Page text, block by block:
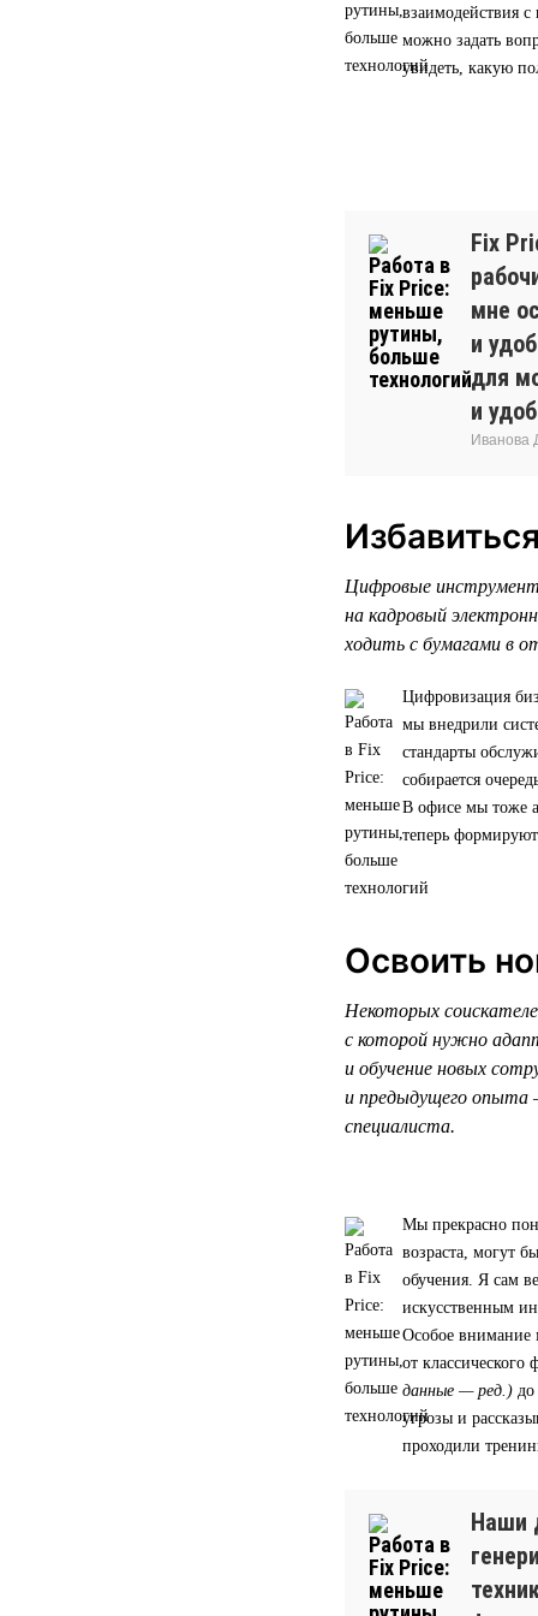
взаимодействия
можно задать
увидеть, какую
Fix
мне
и
для
и
Иванова
Цифровые
на кадровый
ходить с бумагами в
Цифровизация
мы внедрили
стандарты
собирается
В офисе мы тоже
теперь
Освоить
Некоторых
с которой нужно
и обучение новых
и предыдущего опыта
специалиста.
Мы прекрасно
возраста, могут
обучения. Я сам
искусственным
Особое внимание
от
данные — ред.)
угрозы и
проходили
Наши